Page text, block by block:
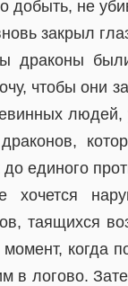
добыть, не
закрыл
драконы
чтобы они
до единого
таящихся
когда
в логово.